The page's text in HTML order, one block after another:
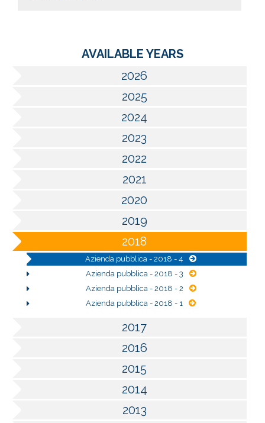
AVAILABLE YEARS
2026
2025
2024
2023
2022
2021
2020
2019
2018
Azienda pubblica - 2018 - 4
Azienda pubblica - 2018 - 3
Azienda pubblica - 2018 - 2
Azienda pubblica - 2018 - 1
2017
2016
2015
2014
2013